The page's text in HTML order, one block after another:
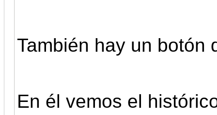
También hay un botón
En él vemos el